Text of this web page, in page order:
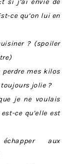
si j’ai envie de
ce qu’on lui en
? (spoiler
mes kilos
toujours jolie ?
je ne voulais
ce qu’elle est
aux